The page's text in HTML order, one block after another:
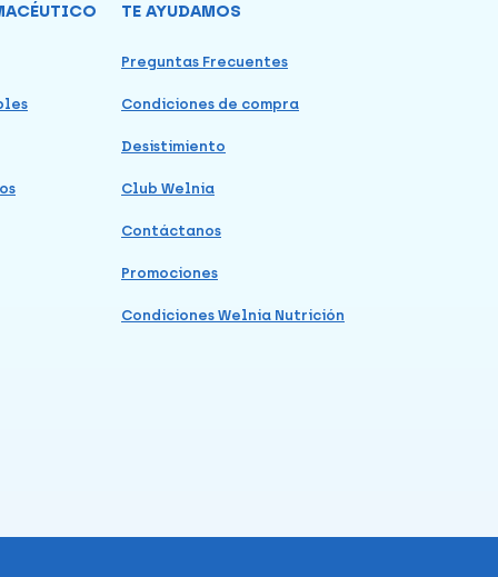
TE AYUDAMOS
Preguntas Frecuentes
Condiciones de compra
Desistimiento
Club Welnia
Contáctanos
Promociones
Condiciones Welnia Nutrición